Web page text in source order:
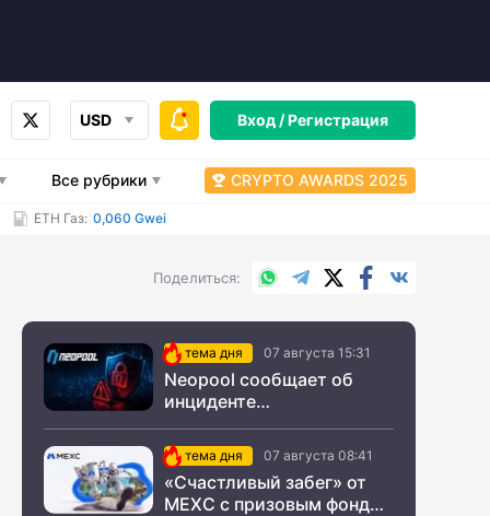
USD Вход /Регистрация
Все рубрики CRYPTO AWARDS 2025
ETH Газ: 0,060 Gwei
Поделиться WhatsApp
TelegramX.comFacebook
тема дня 07 августа 15:31
Neopool сообщает об
инциденте
безопасности
тема дня 07 августа 08:41
«Счастливый забег» от
MEXC с призовым фондом